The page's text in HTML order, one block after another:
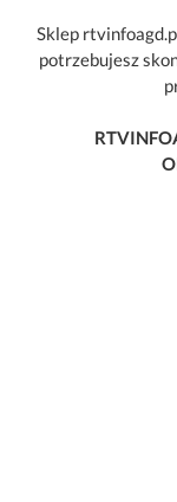
Sklep
potrzebujesz